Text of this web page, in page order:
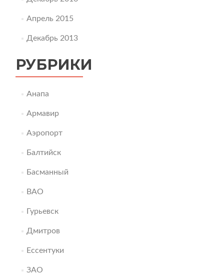
Апрель 2015
Декабрь 2013
РУБРИКИ
Анапа
Армавир
Аэропорт
Балтийск
Басманный
ВАО
Гурьевск
Дмитров
Ессентуки
ЗАО